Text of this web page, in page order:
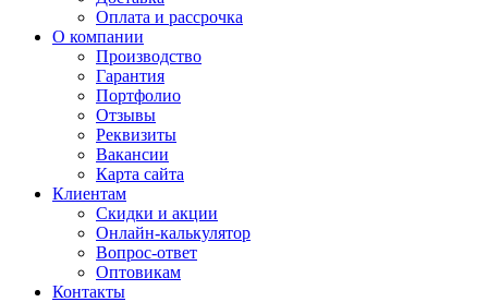
Оплата и рассрочка
О компании
Производство
Гарантия
Портфолио
Отзывы
Реквизиты
Вакансии
Карта сайта
Клиентам
Скидки и акции
Онлайн-калькулятор
Вопрос-ответ
Оптовикам
Контакты